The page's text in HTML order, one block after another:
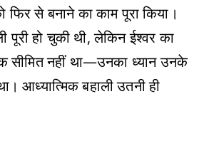
फिर से बनाने का काम पूरा किया।
पूरी हो चुकी थी, लेकिन ईश्वर का
सीमित नहीं था—उनका ध्यान उनके
आध्यात्मिक बहाली उतनी ही